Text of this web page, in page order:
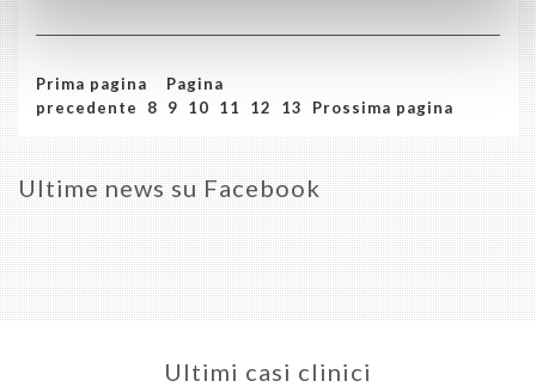
Prima pagina
Pagina
precedente
8 9 10 11 12 13 Prossima pagina
Ultime news su Facebook
Ultimi casi clinici